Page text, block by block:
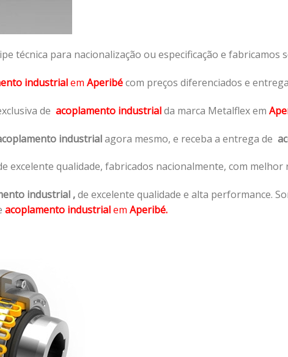
técnica para nacionalização ou especificação e fabricamos
industrialem Aperibécom preços diferenciados e
de acoplamento industrialda marca Metalflex em
industrialagora mesmo, e receba a entrega de
excelente qualidade, fabricados nacionalmente, com
industrial ,de excelente qualidade e alta performance.
acoplamento industrialem Aperibé.